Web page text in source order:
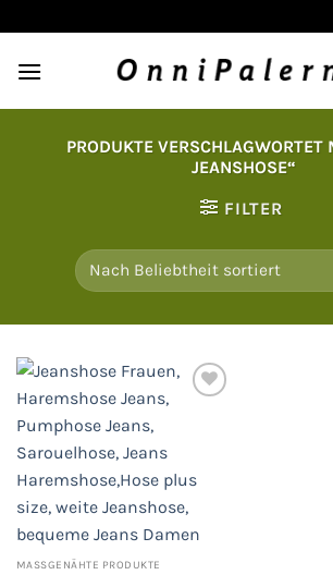
Inhalt
springen
PRODUKTE VERSCHLAGWORTET
JEANSHOSE“
FILTER
MASSGENÄHTE PRODUKTE